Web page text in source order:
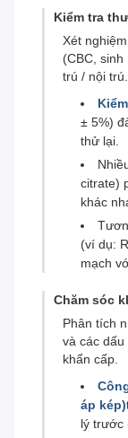
Kiểm tra
Xét
(CBC,
trú / nội trú.
± 5%)
thử lại.
citrate)
khác
(ví dụ:
mạch
Chăm sóc
Phân tích
và các
khẩn cấp.
áp kép)
lý trước